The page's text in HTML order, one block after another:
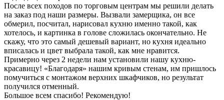
После всех походов по торговым центрам мы решили делать
на заказ под наши размеры. Вызвали замерщика, он все
обмерил, посчитал, нарисовал кухню именно такой, как
хотелось, и картинка в голове сложилась окончательно. Не
скажу, что это самый дешевый вариант, но кухня идеально
вписалась и цвет выбрала такой, как мне нравится.
Примерно через 2 недели нам установили нашу кухню-
красавицу! «Благодаря» нашим кривым стенам, им пришлось
помучиться с монтажом верхних шкафчиков, но результат
получился отменный.
Большое всем спасибо! Рекомендую!